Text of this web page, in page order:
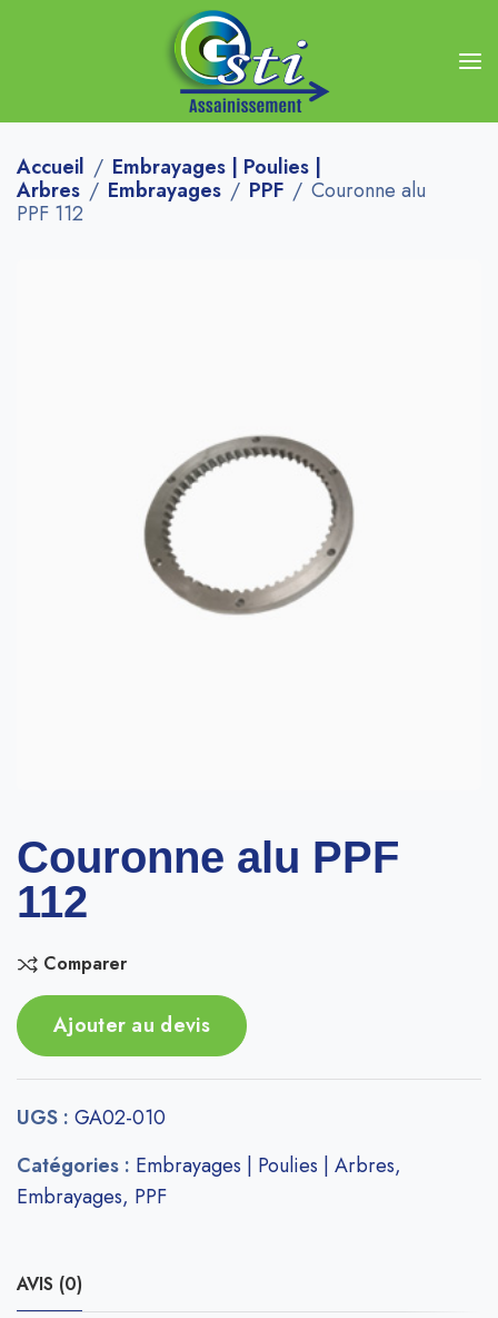
Accueil
Embrayages | Poulies |
Arbres
Embrayages PPF
Couronne alu
PPF 112
Couronne alu PPF
112
Comparer
Ajouter au devis
UGS : GA02-010
Catégories : Embrayages | Poulies | Arbres,
Embrayages, PPF
AVIS (0)